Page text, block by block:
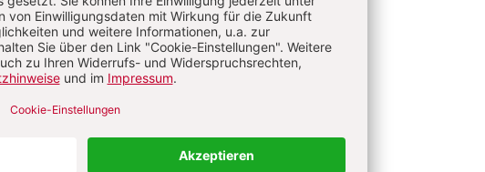
jetzt lesen!
Im Abo